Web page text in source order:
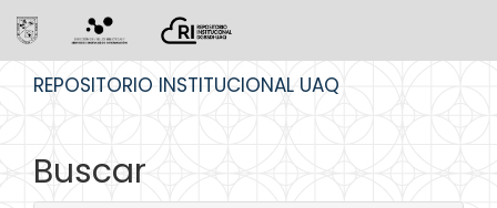
REPOSITORIO INSTITUCIONAL UAQ
Buscar